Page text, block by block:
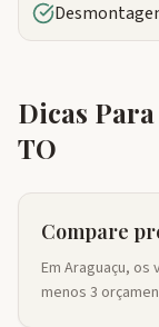
Dicas
TO
Compare
Em Araguaçu,
menos 3